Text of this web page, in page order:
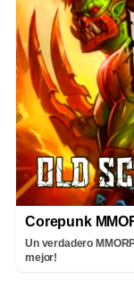
Corepunk
Un verdadero
mejor!